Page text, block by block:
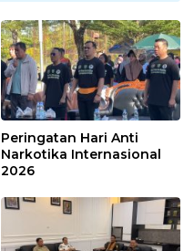
Peringatan Hari Anti
Narkotika Internasional
2026